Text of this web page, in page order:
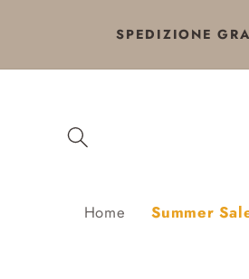
SPEDIZIONE
Home Summer